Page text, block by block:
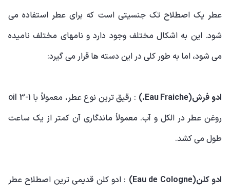
عطر یک اصطلاح تک جنسیتی است که برای عطر استفاده می
شود. این به اشکال مختلف وجود دارد و نامهای مختلف نامیده
می شود، اما به طور کلی در این دسته ها قرار می گیرد:
ادو فرش(Eau Fraiche.)
: رقیق ترین نوع عطر، معمولاً با 1-3 oil
روغن عطر در الکل و آب. معمولاً ماندگاری آن کمتر از یک ساعت
طول می کشد.
ادو کلن(Eau de Cologne)
: ادو کلن قدیمی ترین اصطلاح عطر